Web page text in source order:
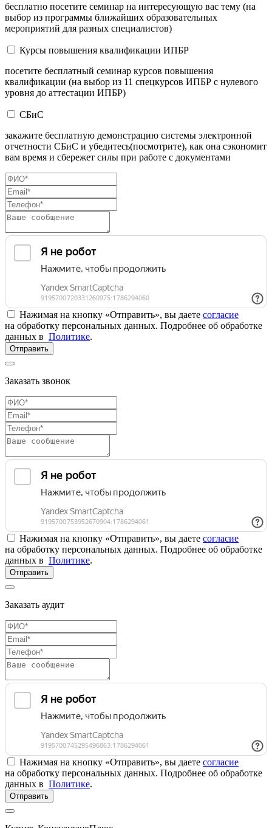
бесплатно посетите семинар на интересующую вас тему (на
выбор из программы ближайших образовательных
мероприятий для разных специалистов)
Курсы повышения квалификации ИПБР
посетите бесплатный семинар курсов повышения
квалификации (на выбор из 11 спецкурсов ИПБР с нулевого
уровня до аттестации ИПБР)
СБиС
закажите бесплатную демонстрацию системы электронной
отчетности СБиС и убедитесь(посмотрите), как она сэкономит
вам время и сбережет силы при работе с документами
Нажимая на кнопку «Отправить», вы даете согласие
на обработку персональных данных. Подробнее об обработке
данных в Политике.
Отправить
Заказать звонок
Нажимая на кнопку «Отправить», вы даете согласие
на обработку персональных данных. Подробнее об обработке
данных в Политике.
Отправить
Заказать аудит
Нажимая на кнопку «Отправить», вы даете согласие
на обработку персональных данных. Подробнее об обработке
данных в Политике.
Отправить